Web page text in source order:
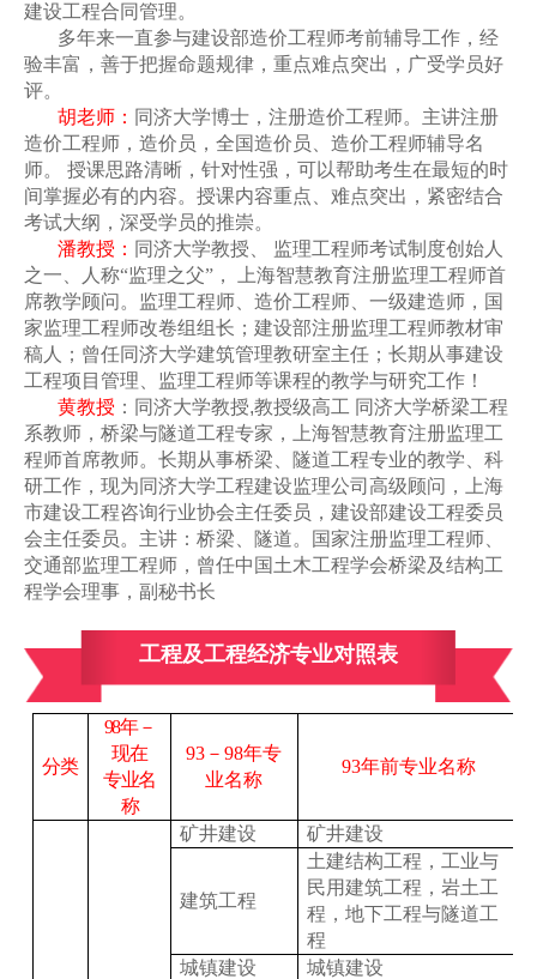
建设工程合同管理。
多年来一直参与建设部造价工程师考前辅导工作，经
验丰富，善于把握命题规律，重点难点突出，广受学员好
评。
胡老师： 同济大学博士，注册造价工程师。主讲注册
造价工程师，造价员，全国造价员、造价工程师辅导名
师。 授课思路清晰，针对性强，可以帮助考生在最短的时
间掌握必有的内容。授课内容重点、难点突出，紧密结合
考试大纲，深受学员的推崇。
潘教授： 同济大学教授、 监理工程师考试制度创始人
之一、人称“监理之父”， 上海智慧教育注册监理工程师首
席教学顾问。监理工程师、造价工程师、一级建造师，国
家监理工程师改卷组组长；建设部注册监理工程师教材审
稿人；曾任同济大学建筑管理教研室主任；长期从事建设
工程项目管理、监理工程师等课程的教学与研究工作！
黄教授 ： 同济大学教授,教授级高工 同济大学桥梁工程
系教师，桥梁与隧道工程专家，上海智慧教育注册监理工
程师首席教师。长期从事桥梁、隧道工程专业的教学、科
研工作，现为同济大学工程建设监理公司高级顾问，上海
市建设工程咨询行业协会主任委员，建设部建设工程委员
会主任委员。主讲：桥梁、隧道。国家注册监理工程师、
交通部监理工程师，曾任中国土木工程学会桥梁及结构工
程学会理事，副秘书长
工程及工程经济专业对照表
分类
98年－
现在
专业名
称
93 －98年专
业名称
93年前专业名称
矿井建设 矿井建设
建筑工程
土建结构工程，工业与
民用建筑工程，岩土工
程，地下工程与隧道工
程
城镇建设
城镇建设